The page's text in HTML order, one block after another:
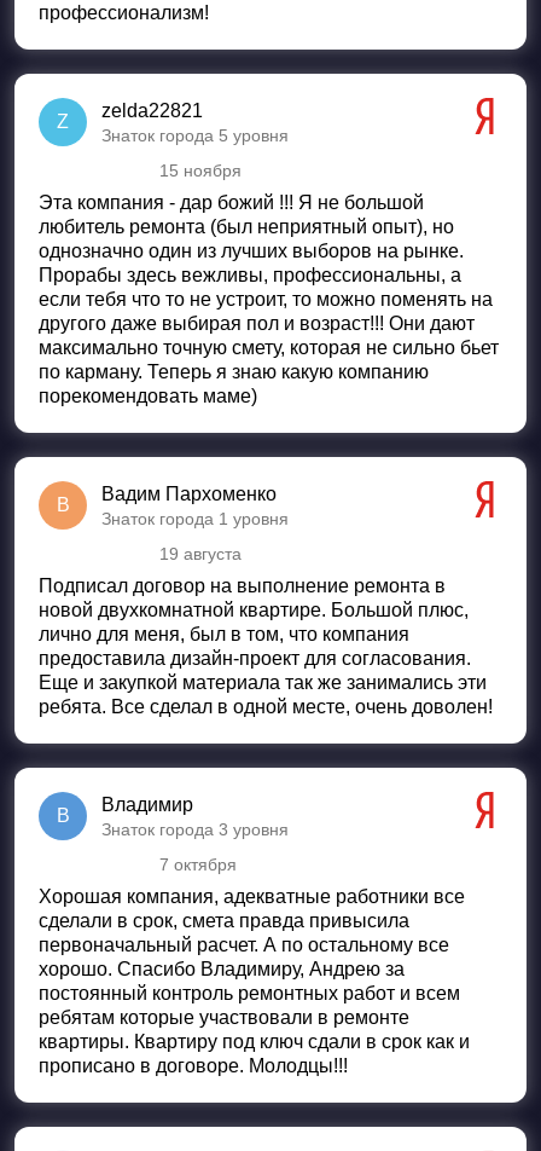
профессионализм!
Z
zelda22821
Знаток города 5 уровня
Оценка5 из 5
15 ноября
Эта компания - дар божий !!! Я не большой
любитель ремонта (был неприятный опыт), но
однозначно один из лучших выборов на рынке.
Прорабы здесь вежливы, профессиональны, а
если тебя что то не устроит, то можно поменять на
другого даже выбирая пол и возраст!!! Они дают
максимально точную смету, которая не сильно бьет
по карману. Теперь я знаю какую компанию
порекомендовать маме)
В
Вадим Пархоменко
Знаток города 1 уровня
Оценка5 из 5
19 августа
Подписал договор на выполнение ремонта в
новой двухкомнатной квартире. Большой плюс,
лично для меня, был в том, что компания
предоставила дизайн-проект для согласования.
Еще и закупкой материала так же занимались эти
ребята. Все сделал в одной месте, очень доволен!
В
Владимир
Знаток города 3 уровня
Оценка 5из 5
7 октября
Хорошая компания, адекватные работники все
сделали в срок, смета правда привысила
первоначальный расчет. А по остальному все
хорошо. Спасибо Владимиру, Андрею за
постоянный контроль ремонтных работ и всем
ребятам которые участвовали в ремонте
квартиры. Квартиру под ключ сдали в срок как и
прописано в договоре. Молодцы!!!